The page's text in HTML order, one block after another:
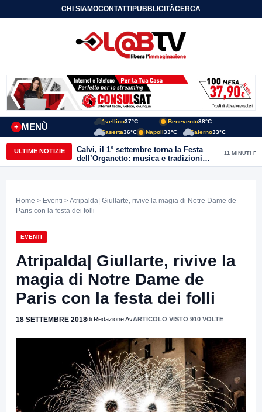
CHI SIAMOCONTATTIPUBBLICITÀCERCA
MENÙ
+
Avellino37°C Benevento38°C
Caserta36°C Napoli33°C Salerno33°C
ULTIME NOTIZIE
Calvi, il 1° settembre torna la Festa
dell’Organetto: musica e tradizioni
popolari dell’entroterra
11 MINUTI FA
Home > Eventi > Atripalda| Giullarte, rivive la magia di Notre Dame de
Paris con la festa dei folli
EVENTI
Atripalda| Giullarte, rivive la
magia di Notre Dame de
Paris con la festa dei folli
18 SETTEMBRE 2018di Redazione AvARTICOLO VISTO 910 VOLTE